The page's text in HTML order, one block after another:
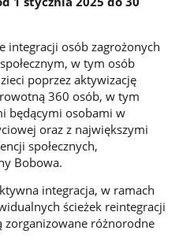
integracji osób zagrożonych
w tym osób
poprzez aktywizację
360 osób, w tym
będącymi osobami w
oraz z największymi
społecznych,
Bobowa.
integracja, w ramach
ścieżek reintegracji
zorganizowane różnorodne